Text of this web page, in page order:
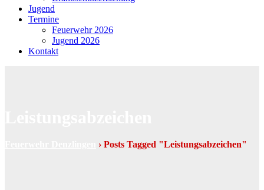
Jugend
Termine
Feuerwehr 2026
Jugend 2026
Kontakt
› Posts Tagged "Leistungsabzeichen"